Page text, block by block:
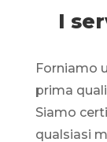
I
Forniamo
prima
Siamo
qualsiasi